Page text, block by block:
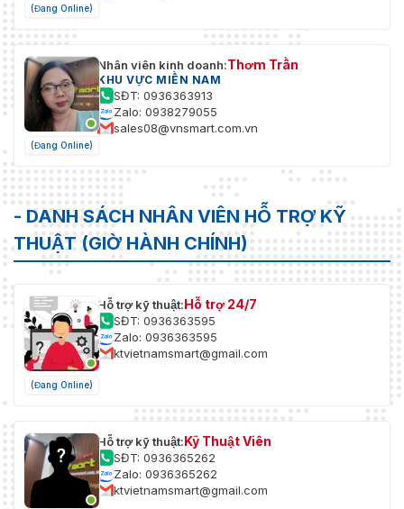
(Đang Online)
(Đang Online)
Nhân viên kinh doanh:Thơm Trần
KHU VỰC MIỀN NAM
SĐT: 0936363913
Zalo: 0938279055
sales08@vnsmart.com.vn
- DANH SÁCH NHÂN VIÊN HỖ TRỢ KỸ
THUẬT (GIỜ HÀNH CHÍNH)
(Đang Online)
Hỗ trợ kỹ thuật:Hỗ trợ 24/7
SĐT: 0936363595
Zalo: 0936363595
ktvietnamsmart@gmail.com
Hỗ trợ kỹ thuật:Kỹ Thuật Viên
SĐT: 0936365262
Zalo: 0936365262
ktvietnamsmart@gmail.com